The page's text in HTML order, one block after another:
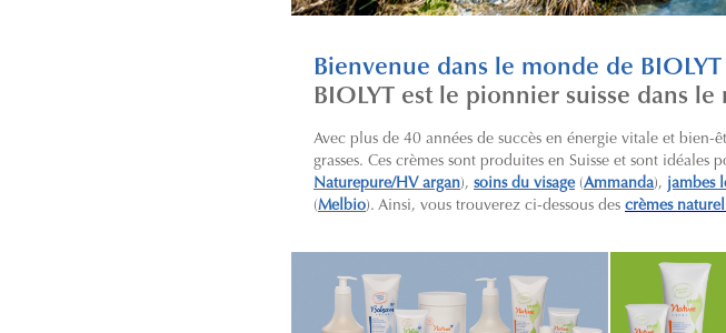
Bienvenue dans le monde de BIOLYT
BIOLYT est le pionnier suisse dans
Avec plus de 40 années de succès en énergie vitale et
grasses. Ces crèmes sont produites en Suisse et sont idéales
Naturepure/HV argan), soins du visage(Ammanda), jambes
(Melbio). Ainsi, vous trouverez ci-dessous des crèmes